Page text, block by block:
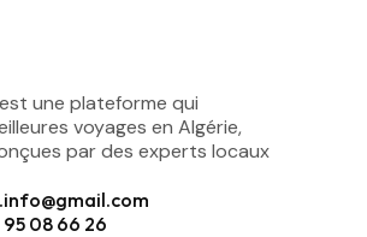
une plateforme qui
voyages en Algérie,
par des experts locaux
08 66 26